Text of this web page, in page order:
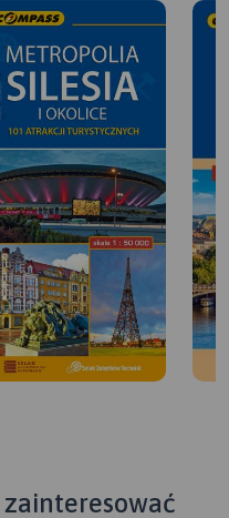
zainteresować